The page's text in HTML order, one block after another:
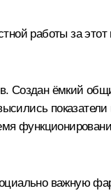
работы за
Создан ёмкий
важную